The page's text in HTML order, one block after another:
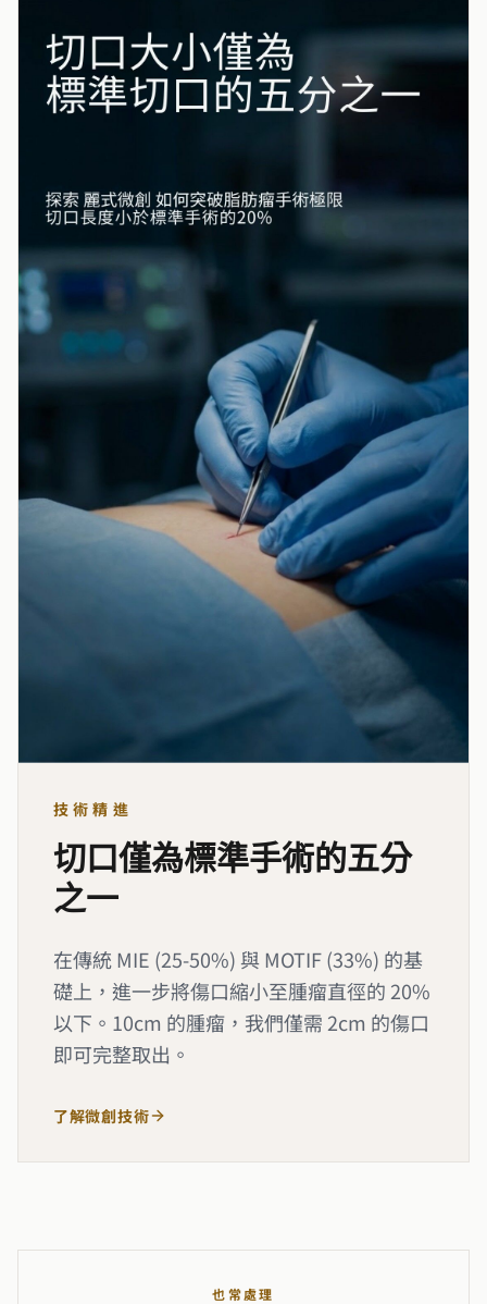
技術精進
切口僅為標準手術的五分
之一
在傳統 MIE (25-50%) 與 MOTIF (33%) 的基
礎上，進一步將傷口縮小至腫瘤直徑的 20%
以下。10cm 的腫瘤，我們僅需 2cm 的傷口
即可完整取出。
了解微創技術
也常處理